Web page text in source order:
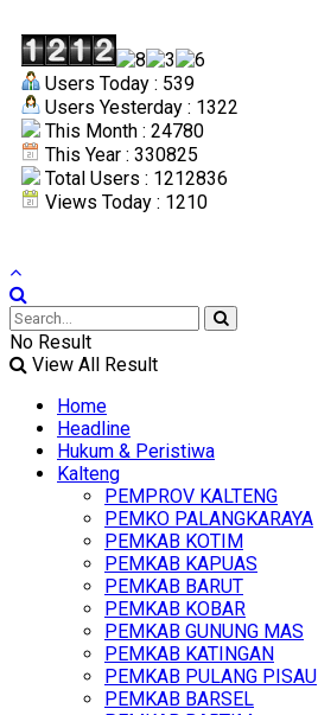
Users Today : 539
Users Yesterday : 1322
This Month : 24780
This Year : 330825
Total Users : 1212836
Views Today : 1210
No Result
View All Result
Home
Headline
Hukum & Peristiwa
Kalteng
PEMPROV KALTENG
PEMKO PALANGKARAYA
PEMKAB KOTIM
PEMKAB KAPUAS
PEMKAB BARUT
PEMKAB KOBAR
PEMKAB GUNUNG MAS
PEMKAB KATINGAN
PEMKAB PULANG PISAU
PEMKAB BARSEL